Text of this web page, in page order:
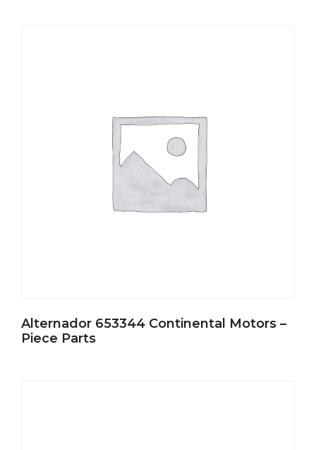
Alternador 653344 Continental Motors –
Piece Parts